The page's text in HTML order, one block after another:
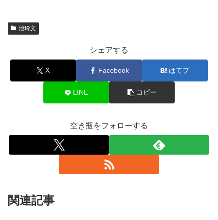
池玲文
シェアする
X Facebook はてブ
LINE コピー
空き瓶をフォローする
関連記事